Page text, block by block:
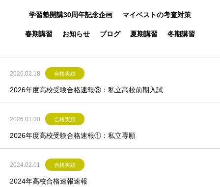
学習塾開講30周年記念企画 マイベストの考査対策
春期講習 お知らせ ブログ 夏期講習 冬期講習
2026.02.18 合格実績
2026年度高校受験合格速報③：私立高校前期入試
2026.01.30 合格実績
2026年度高校受験合格速報①：私立専願
2024.02.01 合格実績
2024年高校合格速報速報